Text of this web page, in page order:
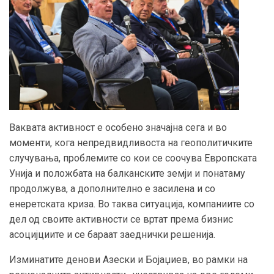
Ваквата активност е особено значајна сега и во
моменти, кога непредвидливоста на геополитичките
случувања, проблемите со кои се соочува Европската
Унија и положбата на балканските земји и понатаму
продолжува, а дополнително е засилена и со
енеретската криза. Во таква ситуација, компаниите со
дел од своите активности се вртат према бизнис
асоцијциите и се бараат заеднички решенија.
Изминатите денови Азески и Бојаџиев, во рамки на